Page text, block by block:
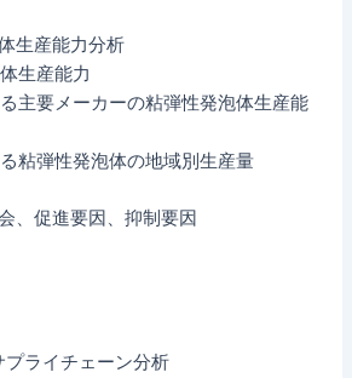
生産能力分析
生産能力
主要メーカーの粘弾性発泡体生産能
粘弾性発泡体の地域別生産量
、促進要因、抑制要因
ライチェーン分析